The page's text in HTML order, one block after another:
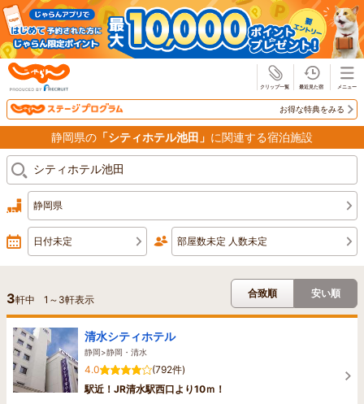
お得な特典をみる
静岡県の 「シティホテル池田」 に関連する宿泊施設
静岡県
日付未定 部屋数未定 人数未定
3軒中 1 ～ 3軒表示
合致順 安い順
清水シティホテル
静岡>静岡・清水
4.0
(792件)
駅近！JR清水駅西口より10ｍ！